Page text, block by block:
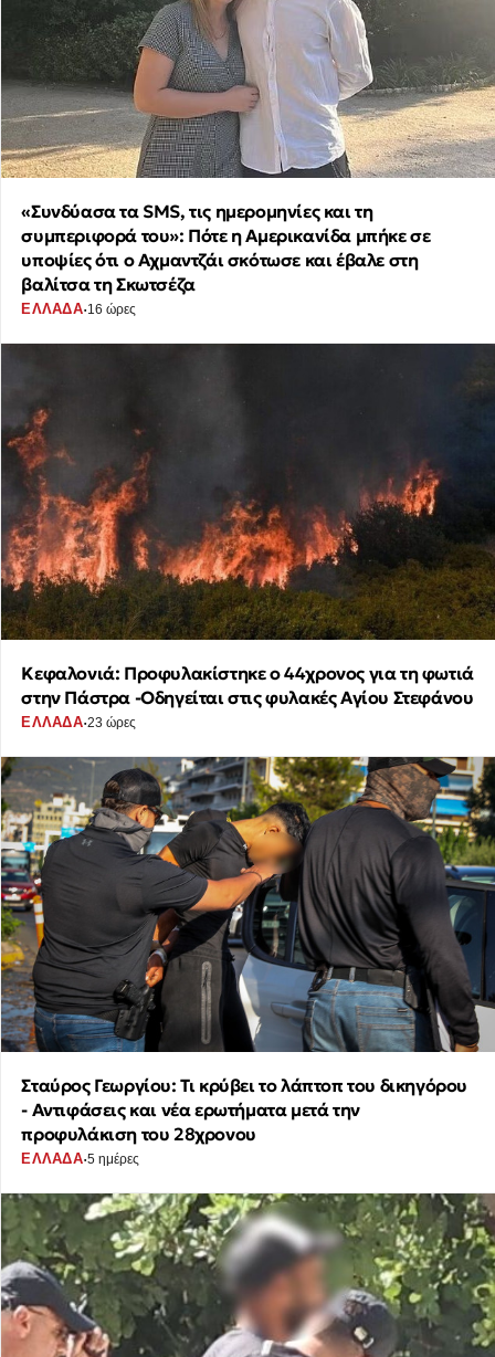
«Συνδύασα τα SMS, τις ημερομηνίες και τη
συμπεριφορά του»: Πότε η Αμερικανίδα μπήκε σε
υποψίες ότι ο Αχμαντζάι σκότωσε και έβαλε στη
βαλίτσα τη Σκωτσέζα
ΕΛΛΑΔΑ·16 ώρες
Κεφαλονιά: Προφυλακίστηκε ο 44χρονος για τη φωτιά
στην Πάστρα -Οδηγείται στις φυλακές Αγίου Στεφάνου
ΕΛΛΑΔΑ·23 ώρες
Σταύρος Γεωργίου: Τι κρύβει το λάπτοπ του δικηγόρου
- Αντιφάσεις και νέα ερωτήματα μετά την
προφυλάκιση του 28χρονου
ΕΛΛΑΔΑ·5 ημέρες